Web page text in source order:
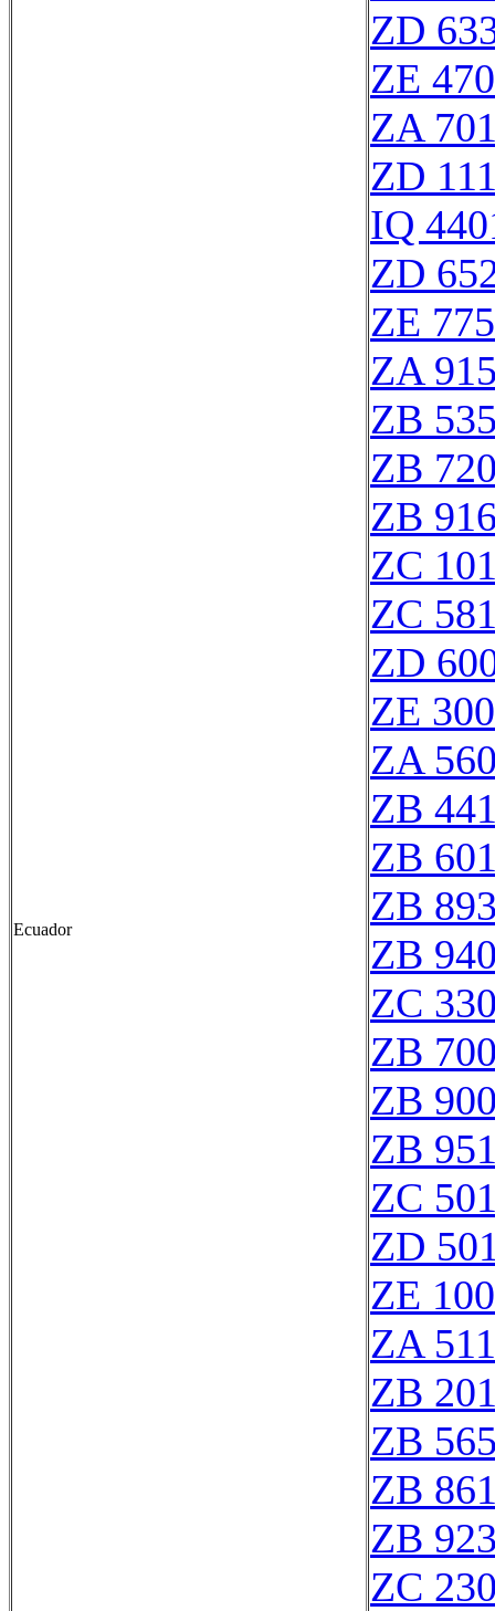
Ecuador
ZD
ZE
ZA
ZD
IQ
ZD
ZE
ZA
ZB
ZB
ZB
ZC
ZC
ZD
ZE
ZA
ZB
ZB
ZB
ZB
ZC
ZB
ZB
ZB
ZC
ZD
ZE
ZA
ZB
ZB
ZB
ZB
ZC